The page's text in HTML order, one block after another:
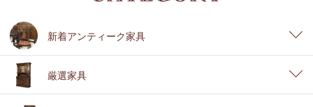
新着アンティーク家具
厳選家具